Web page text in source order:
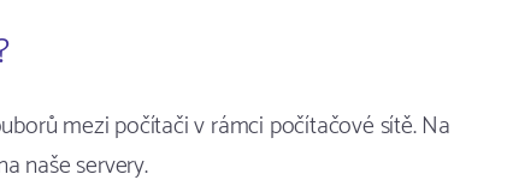
mezi počítači v rámci počítačové sítě. Na
naše servery.